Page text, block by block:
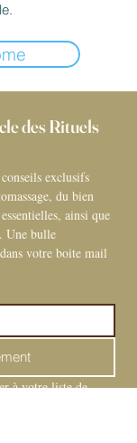
des Rituels
exclusifs
du bien
ainsi que
Une bulle
votre boite mail
à votre liste de